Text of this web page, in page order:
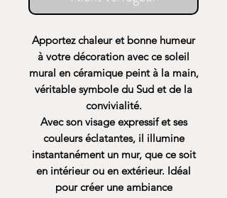
Apportez chaleur et bonne humeur
à votre décoration avec cesoleil
mural en céramique peint à la main,
véritable symbole du Sud et de la
convivialité.
Avec son visage expressif et ses
couleurs éclatantes, il illumine
instantanément un mur, que ce soit
en intérieur ou en extérieur. Idéal
pour créer une ambiance